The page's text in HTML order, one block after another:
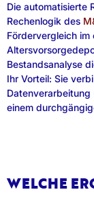
Die automatisierte
Rechenlogik des
Fördervergleich im
Bestandsanalyse
Ihr Vorteil: Sie
einem
WELCHE